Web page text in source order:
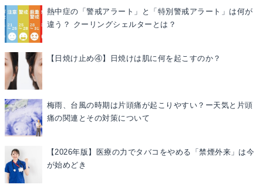
熱中症の「警戒アラート」と「特別警戒アラート」は何が
違う？ クーリングシェルターとは？
【日焼け止め④】日焼けは肌に何を起こすのか？
梅雨、台風の時期は片頭痛が起こりやすい？ー天気と片頭
痛の関連とその対策について
【2026年版】医療の力でタバコをやめる「禁煙外来」は今
が始めどき